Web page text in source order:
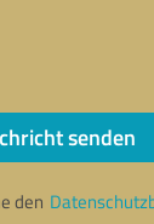
senden
den